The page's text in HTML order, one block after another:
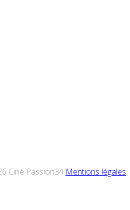
Ciné Passion34 Mentions légales